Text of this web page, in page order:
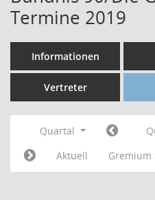
Termine 2019
Informationen
Vertreter
Quartal
Aktuell
Gremium